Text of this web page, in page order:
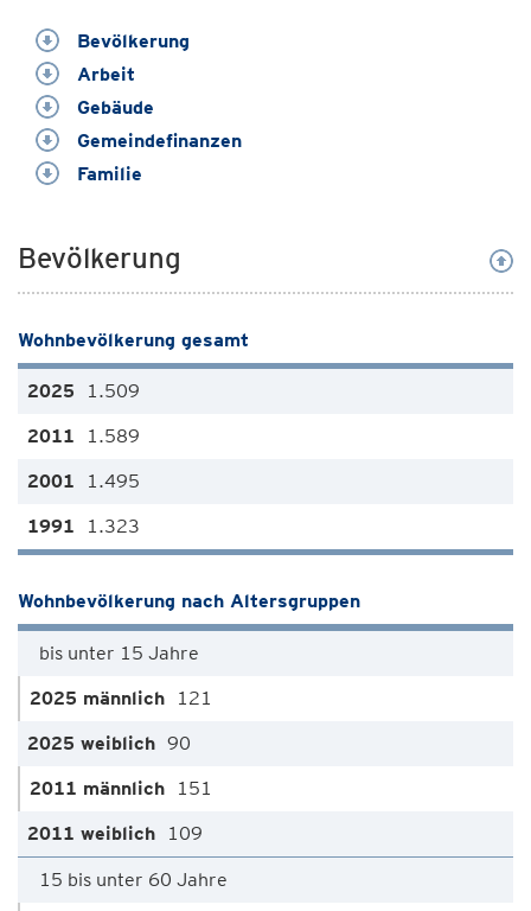
Bevölkerung
Arbeit
Gebäude
Gemeindefinanzen
Familie
Bevölkerung
Wohnbevölkerung gesamt
1.509
1.589
1.495
1.323
Wohnbevölkerung nach Altersgruppen
bis unter 15 Jahre
121
90
151
109
15 bis unter 60 Jahre